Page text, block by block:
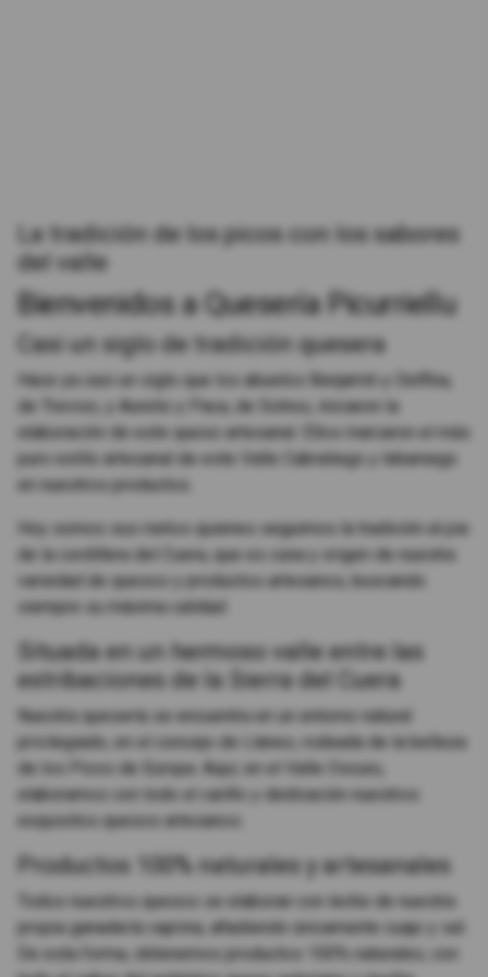
La tradición de los picos con los sabores
del valle
Bienvenidos a Quesería Picurriellu
Casi un siglo de tradición quesera
Hace ya casi un siglo que los abuelos Benjamín y Delfina,
de Treviso, y Aurelio y Paca, de Sotres, iniciaron la
elaboración de este queso artesanal. Ellos marcaron el más
puro estilo artesanal de este Valle Cabraliego y lebaniego
en nuestros productos.
Hoy somos sus nietos quienes seguimos la tradición al pie
de la cordillera del Cuera, que es cuna y origen de nuestra
variedad de quesos y productos artesanos, buscando
siempre su máxima calidad.
Situada en un hermoso valle entre las
estribaciones de la Sierra del Cuera
Nuestra quesería se encuentra en un entorno natural
privilegiado, en el concejo de Llanes, rodeada de la belleza
de los Picos de Europa. Aquí, en el Valle Oscuru,
elaboramos con todo el cariño y dedicación nuestros
exquisitos quesos artesanos.
Productos 100% naturales y artesanales
Todos nuestros quesos se elaboran con leche de nuestra
propia ganadería caprina, añadiendo únicamente cuajo y sal.
De esta forma, obtenemos productos 100% naturales, con